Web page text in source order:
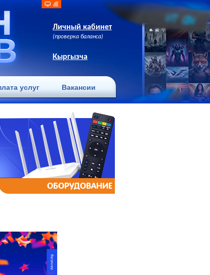
Личный кабинет
(проверка баланса)
Кыргызча
услуг Вакансии
ОБОРУДОВАНИЕ